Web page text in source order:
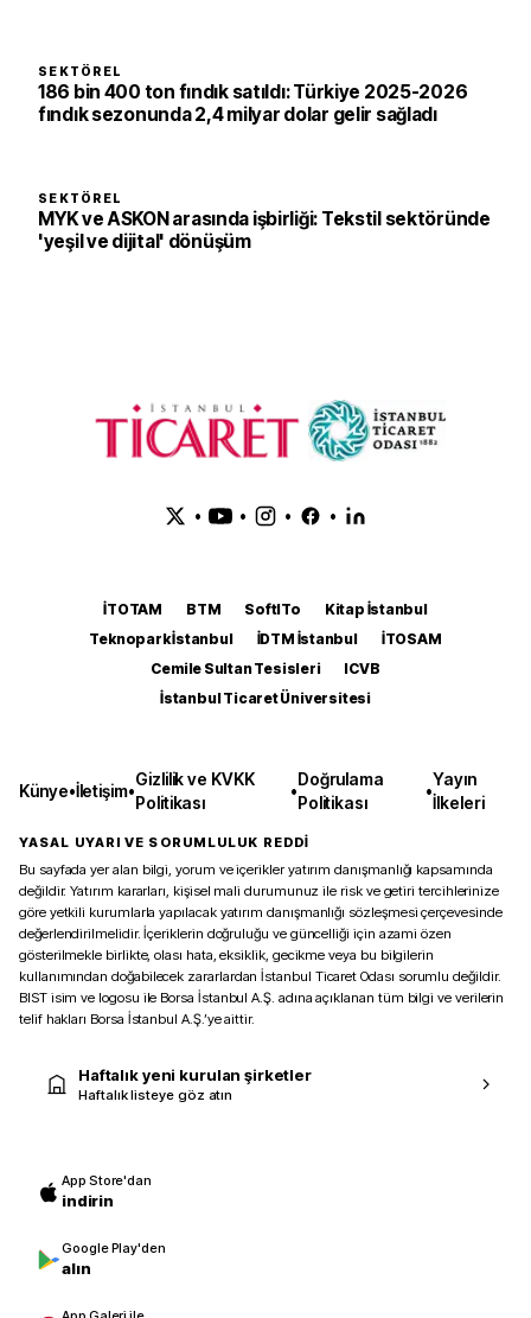
SEKTÖREL
186 bin 400 ton fındık satıldı: Türkiye 2025-2026
fındık sezonunda 2,4 milyar dolar gelir sağladı
SEKTÖREL
MYK ve ASKON arasında işbirliği: Tekstil sektöründe
'yeşil ve dijital' dönüşüm
• • • •
İTOTAM BTM SoftITo
Kitap İstanbul
Teknopark İstanbul
İDTM İstanbul
İTOSAM
Cemile Sultan Tesisleri
ICVB
İstanbul Ticaret Üniversitesi
Künye•İletişim•
Gizlilik ve KVKK
Politikası
•
Doğrulama
Politikası
•
Yayın
İlkeleri
YASAL UYARI VE SORUMLULUK REDDİ
Bu sayfada yer alan bilgi, yorum ve içerikler yatırım danışmanlığı kapsamında
değildir. Yatırım kararları, kişisel mali durumunuz ile risk ve getiri tercihlerinize
göre yetkili kurumlarla yapılacak yatırım danışmanlığı sözleşmesi çerçevesinde
değerlendirilmelidir. İçeriklerin doğruluğu ve güncelliği için azami özen
gösterilmekle birlikte, olası hata, eksiklik, gecikme veya bu bilgilerin
kullanımından doğabilecek zararlardan İstanbul Ticaret Odası sorumlu değildir.
BIST isim ve logosu ile Borsa İstanbul A.Ş. adına açıklanan tüm bilgi ve verilerin
telif hakları Borsa İstanbul A.Ş.’ye aittir.
Haftalık yeni kurulan şirketler
Haftalık listeye göz atın
App Store'dan
indirin
Google Play'den
alın